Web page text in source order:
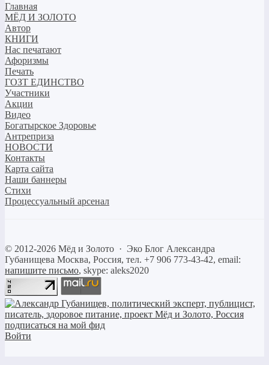
Главная
МЁД И ЗОЛОТО
Автор
КНИГИ
Нас печатают
Афоризмы
Печать
ГОЗТ ЕДИНСТВО
Участники
Акции
Видео
Богатырское Здоровье
Антреприза
НОВОСТИ
Контакты
Карта сайта
Наши баннеры
Стихи
Процессуальный арсенал
© 2012-2026 Мёд и Золото · Эко Блог Александра
Губанищева Москва, Россия, тел. +7 906 773-43-42, email:
напишите письмо, skype: aleks2020
Войти